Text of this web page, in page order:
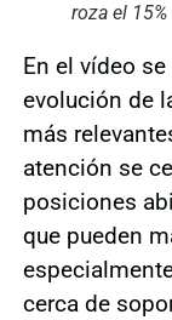
roza el 15%
En el vídeo
evolución de
más
atención se
posiciones
que pueden
cerca de